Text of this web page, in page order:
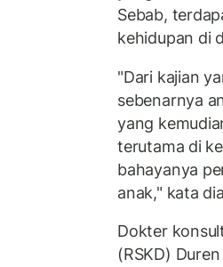
Sebab,
kehidupan di
"Dari kajian
sebenarnya
yang
terutama di
bahayanya
anak," kata
Dokter
(RSKD)